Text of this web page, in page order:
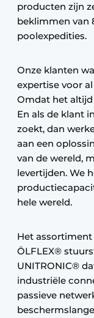
producten zijn
beklimmen van
poolexpedities.
Onze klanten
expertise voor
Omdat het
En als de klant
zoekt, dan
aan een
van de wereld,
levertijden. We
hele wereld.
Het
ÖLFLEX®
UNITRONIC®
industriële
passieve